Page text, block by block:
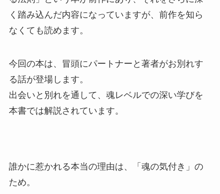
く踏み込んだ内容になっていますが、前作を知ら
なくても読めます。
今回の本は、冒頭にパートナーと著者がお別れす
る話が登場します。⁡
出会いと別れを通して、魂レベルでの深い学びを
本書では解説されています。
誰かに惹かれる本当の理由は、「魂の気付き」の
ため。⁡